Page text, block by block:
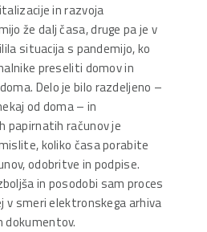
in razvoja
že dalj časa, druge pa je v
situacija s pandemijo, ko
preseliti domov in
Delo je bilo razdeljeno –
od doma – in
papirnatih računov je
koliko časa porabite
odobritve in podpise.
in posodobi sam proces
v smeri elektronskega arhiva
dokumentov.